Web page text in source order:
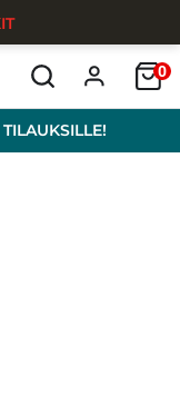
0